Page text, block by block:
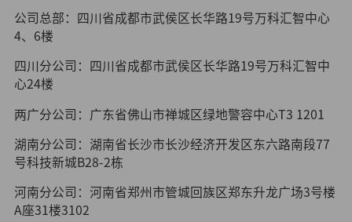
公司总部：四川省成都市武侯区长华路19号万科汇智中心
4、6楼
四川分公司：四川省成都市武侯区长华路19号万科汇智中
心24楼
两广分公司：广东省佛山市禅城区绿地警容中心T3 1201
湖南分公司：湖南省长沙市长沙经济开发区东六路南段77
号科技新城B28-2栋
河南分公司：河南省郑州市管城回族区郑东升龙广场3号楼
A座31楼3102